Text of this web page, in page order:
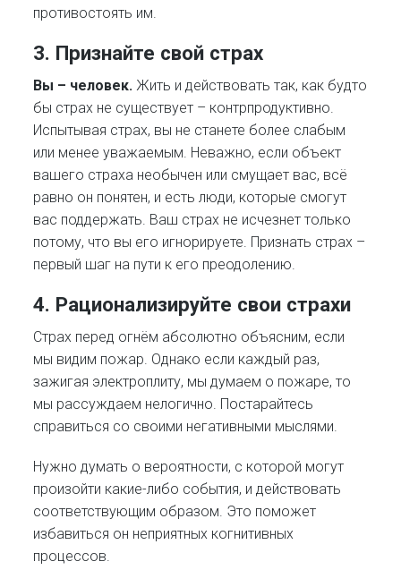
противостоять им.
3. Признайте свой страх
Вы – человек. Жить и действовать так, как будто
бы страх не существует – контрпродуктивно.
Испытывая страх, вы не станете более слабым
или менее уважаемым. Неважно, если объект
вашего страха необычен или смущает вас, всё
равно он понятен, и есть люди, которые смогут
вас поддержать. Ваш страх не исчезнет только
потому, что вы его игнорируете. Признать страх –
первый шаг на пути к его преодолению.
4. Рационализируйте свои страхи
Страх перед огнём абсолютно объясним, если
мы видим пожар. Однако если каждый раз,
зажигая электроплиту, мы думаем о пожаре, то
мы рассуждаем нелогично. Постарайтесь
справиться со своими негативными мыслями.
Нужно думать о вероятности, с которой могут
произойти какие-либо события, и действовать
соответствующим образом. Это поможет
избавиться он неприятных когнитивных
процессов.